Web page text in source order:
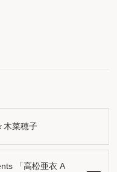
木菜穂子
「高松亜衣 A